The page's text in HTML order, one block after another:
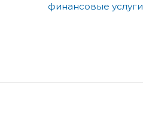
финансовые услуги